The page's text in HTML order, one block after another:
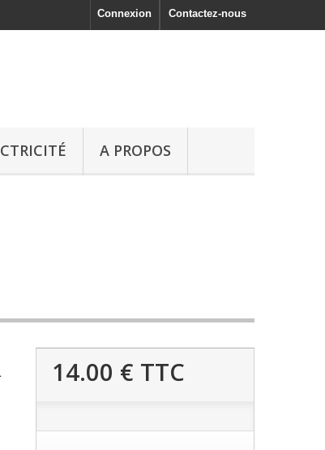
Contactez-nous
Connexion
A PROPOS
14.00 € TTC